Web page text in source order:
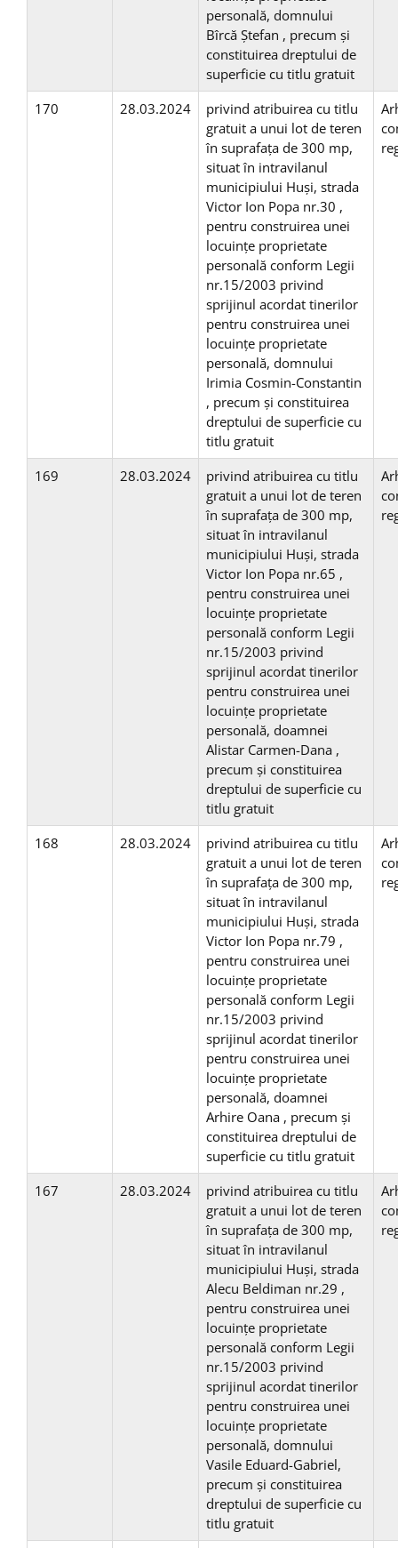
personală, domnului
Bîrcă Ștefan , precum și
constituirea dreptului de
superficie cu titlu gratuit
170
28.03.2024
privind atribuirea cu titlu
gratuit a unui lot de teren
în suprafaţa de 300 mp,
situat în intravilanul
municipiului Huşi, strada
Victor Ion Popa nr.30 ,
pentru construirea unei
locuinţe proprietate
personală conform Legii
nr.15/2003 privind
sprijinul acordat tinerilor
pentru construirea unei
locuinţe proprietate
personală, domnului
Irimia Cosmin-Constantin
, precum și constituirea
dreptului de superficie cu
titlu gratuit
169 28.03.2024
privind atribuirea cu titlu
gratuit a unui lot de teren
în suprafaţa de 300 mp,
situat în intravilanul
municipiului Huşi, strada
Victor Ion Popa nr.65 ,
pentru construirea unei
locuinţe proprietate
personală conform Legii
nr.15/2003 privind
sprijinul acordat tinerilor
pentru construirea unei
locuinţe proprietate
personală, doamnei
Alistar Carmen-Dana ,
precum și constituirea
dreptului de superficie cu
titlu gratuit
168 28.03.2024
privind atribuirea cu titlu
gratuit a unui lot de teren
în suprafaţa de 300 mp,
situat în intravilanul
municipiului Huşi, strada
Victor Ion Popa nr.79 ,
pentru construirea unei
locuinţe proprietate
personală conform Legii
nr.15/2003 privind
sprijinul acordat tinerilor
pentru construirea unei
locuinţe proprietate
personală, doamnei
Arhire Oana , precum și
constituirea dreptului de
superficie cu titlu gratuit
167 28.03.2024
privind atribuirea cu titlu
gratuit a unui lot de teren
în suprafaţa de 300 mp,
situat în intravilanul
municipiului Huşi, strada
Alecu Beldiman nr.29 ,
pentru construirea unei
locuinţe proprietate
personală conform Legii
nr.15/2003 privind
sprijinul acordat tinerilor
pentru construirea unei
locuinţe proprietate
personală, domnului
Vasile Eduard-Gabriel,
precum și constituirea
dreptului de superficie cu
titlu gratuit